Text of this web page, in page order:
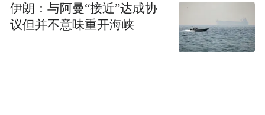
伊朗：与阿曼“接近”达成协
议但并不意味重开海峡